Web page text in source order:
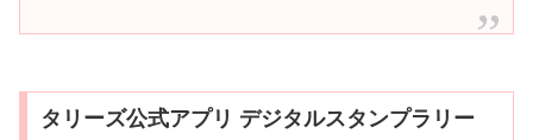
タリーズ公式アプリ デジタルスタンプラリー